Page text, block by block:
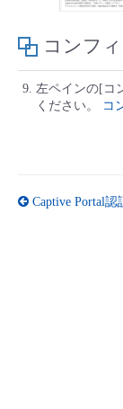
コンフ
左ペインの[コ
ください。
コ
Captive Portal